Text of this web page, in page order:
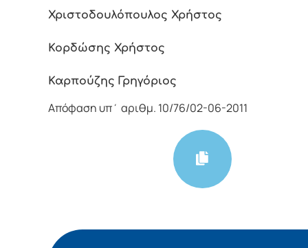
Χριστοδουλόπουλος Χρήστος
Κορδώσης Χρήστος
Καρπούζης Γρηγόριος
Απόφαση υπ΄ αριθμ. 10/76/02-06-2011